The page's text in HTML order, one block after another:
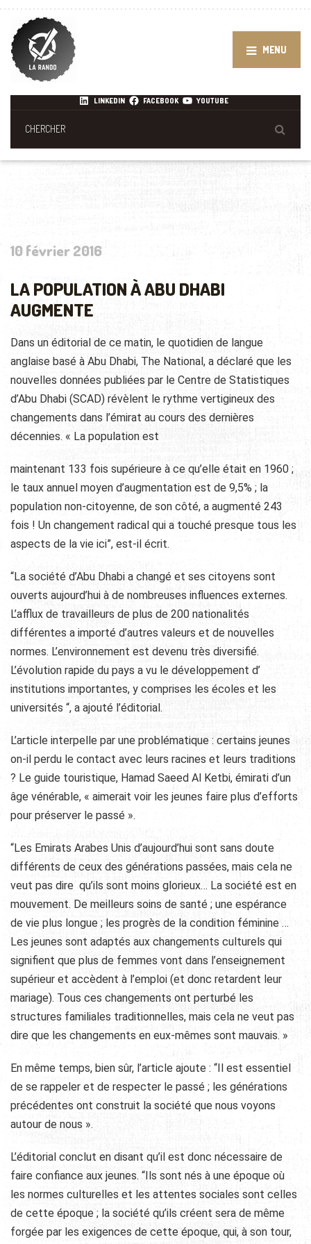
MENU
LINKEDIN FACEBOOK YOUTUBE
10 février 2016
LA POPULATION À ABU DHABI
AUGMENTE
Dans un éditorial de ce matin, le quotidien de langue
anglaise basé à Abu Dhabi, The National, a déclaré que les
nouvelles données publiées par le Centre de Statistiques
d’Abu Dhabi (SCAD) révèlent le rythme vertigineux des
changements dans l’émirat au cours des dernières
décennies. « La population est
maintenant 133 fois supérieure à ce qu’elle était en 1960 ;
le taux annuel moyen d’augmentation est de 9,5% ; la
population non-citoyenne, de son côté, a augmenté 243
fois ! Un changement radical qui a touché presque tous les
aspects de la vie ici”, est-il écrit.
“La société d’Abu Dhabi a changé et ses citoyens sont
ouverts aujourd’hui à de nombreuses influences externes.
L’afflux de travailleurs de plus de 200 nationalités
différentes a importé d’autres valeurs et de nouvelles
normes. L’environnement est devenu très diversifié.
L’évolution rapide du pays a vu le développement d’
institutions importantes, y comprises les écoles et les
universités “, a ajouté l’éditorial.
L’article interpelle par une problématique : certains jeunes
on-il perdu le contact avec leurs racines et leurs traditions
? Le guide touristique, Hamad Saeed Al Ketbi, émirati d’un
âge vénérable, « aimerait voir les jeunes faire plus d’efforts
pour préserver le passé ».
“Les Emirats Arabes Unis d’aujourd’hui sont sans doute
différents de ceux des générations passées, mais cela ne
veut pas dire qu’ils sont moins glorieux… La société est en
mouvement. De meilleurs soins de santé ; une espérance
de vie plus longue ; les progrès de la condition féminine …
Les jeunes sont adaptés aux changements culturels qui
signifient que plus de femmes vont dans l’enseignement
supérieur et accèdent à l’emploi (et donc retardent leur
mariage). Tous ces changements ont perturbé les
structures familiales traditionnelles, mais cela ne veut pas
dire que les changements en eux-mêmes sont mauvais. »
En même temps, bien sûr, l’article ajoute : “Il est essentiel
de se rappeler et de respecter le passé ; les générations
précédentes ont construit la société que nous voyons
autour de nous ».
L’éditorial conclut en disant qu’il est donc nécessaire de
faire confiance aux jeunes. “Ils sont nés à une époque où
les normes culturelles et les attentes sociales sont celles
de cette époque ; la société qu’ils créent sera de même
forgée par les exigences de cette époque, qui, à son tour,